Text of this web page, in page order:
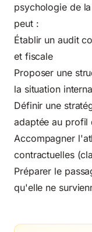
psychologie de
peut :
Établir un audit
et fiscale
Proposer une
la situation
Définir une
adaptée au profil
Accompagner
contractuelles
Préparer le
qu'elle ne